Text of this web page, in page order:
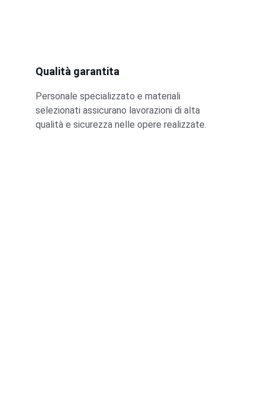
Qualità garantita
Personale specializzato e materiali
selezionati assicurano lavorazioni di alta
qualità e sicurezza nelle opere realizzate.